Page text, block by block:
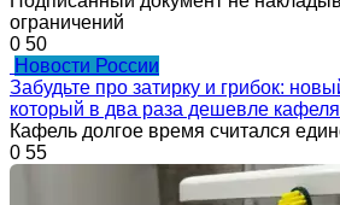
ограничений
0 50
Новости России
Забудьте про затирку и грибок:
который в два раза дешевле кафеля
Кафель долгое время считался
0 55